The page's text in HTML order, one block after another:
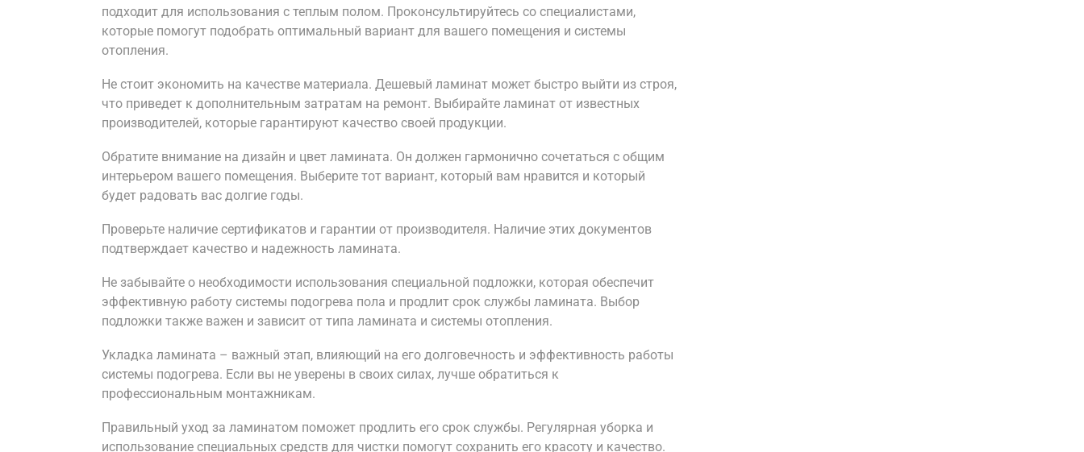
подходит для использования с теплым полом. Проконсультируйтесь со специалистами,
которые помогут подобрать оптимальный вариант для вашего помещения и системы
отопления.
Не стоит экономить на качестве материала. Дешевый ламинат может быстро выйти из строя,
что приведет к дополнительным затратам на ремонт. Выбирайте ламинат от известных
производителей, которые гарантируют качество своей продукции.
Обратите внимание на дизайн и цвет ламината. Он должен гармонично сочетаться с общим
интерьером вашего помещения. Выберите тот вариант, который вам нравится и который
будет радовать вас долгие годы.
Проверьте наличие сертификатов и гарантии от производителя. Наличие этих документов
подтверждает качество и надежность ламината.
Не забывайте о необходимости использования специальной подложки, которая обеспечит
эффективную работу системы подогрева пола и продлит срок службы ламината. Выбор
подложки также важен и зависит от типа ламината и системы отопления.
Укладка ламината – важный этап, влияющий на его долговечность и эффективность работы
системы подогрева. Если вы не уверены в своих силах, лучше обратиться к
профессиональным монтажникам.
Правильный уход за ламинатом поможет продлить его срок службы. Регулярная уборка и
использование специальных средств для чистки помогут сохранить его красоту и качество.